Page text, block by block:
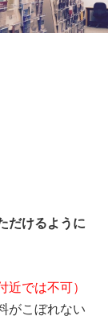
だけるように
近では不可）
がこぼれない